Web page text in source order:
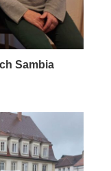
Sambia